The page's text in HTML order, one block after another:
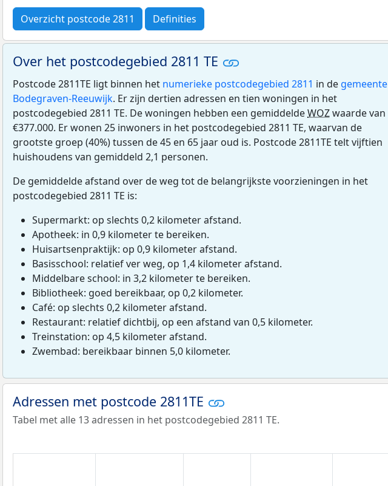
Overzicht postcode 2811 Definities
Over het postcodegebied 2811 TE
Postcode 2811TE ligt binnen het numerieke postcodegebied 2811 in de gemeente
Bodegraven-Reeuwijk. Er zijn dertien adressen en tien woningen in het
postcodegebied 2811 TE. De woningen hebben een gemiddeldeWOZwaarde van
€377.000. Er wonen 25 inwoners in het postcodegebied 2811 TE, waarvan de
grootste groep (40%) tussen de 45 en 65 jaar oud is. Postcode 2811TE telt vijftien
huishoudens van gemiddeld 2,1 personen.
De gemiddelde afstand over de weg tot de belangrijkste voorzieningen in het
postcodegebied 2811 TE is:
Supermarkt: op slechts 0,2 kilometer afstand.
Apotheek: in 0,9 kilometer te bereiken.
Huisartsenpraktijk: op 0,9 kilometer afstand.
Basisschool: relatief ver weg, op 1,4 kilometer afstand.
Middelbare school: in 3,2 kilometer te bereiken.
Bibliotheek: goed bereikbaar, op 0,2 kilometer.
Café: op slechts 0,2 kilometer afstand.
Restaurant: relatief dichtbij, op een afstand van 0,5 kilometer.
Treinstation: op 4,5 kilometer afstand.
Zwembad: bereikbaar binnen 5,0 kilometer.
Adressen met postcode 2811TE
Tabel met alle 13 adressen in het postcodegebied 2811 TE.